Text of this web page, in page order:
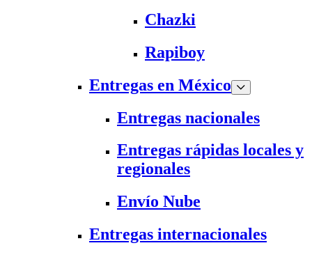
Chazki
Rapiboy
Entregas en México
Entregas nacionales
Entregas rápidas locales y
regionales
Envío Nube
Entregas internacionales